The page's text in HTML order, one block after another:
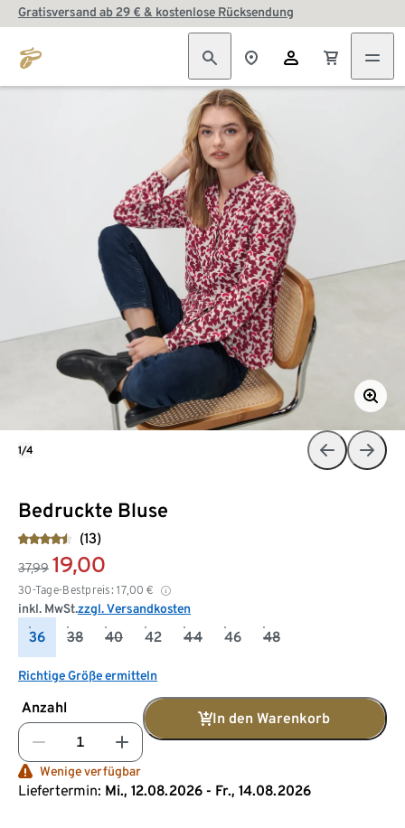
Gratisversand ab 29 € & kostenlose Rücksendung
Bedruckte Bluse
(13)
37,99 19,00
30-Tage-Bestpreis: 17,00 €
inkl. MwSt.zzgl. Versandkosten
36 38 40 42 44 46 48
Richtige Größe ermitteln
Anzahl
In den Warenkorb
Wenige verfügbar
Liefertermin: Mi., 12.08.2026 - Fr., 14.08.2026
1/4